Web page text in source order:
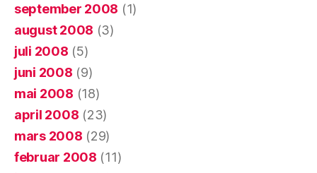
september 2008 (1)
august 2008 (3)
juli 2008 (5)
juni 2008 (9)
mai 2008 (18)
april 2008 (23)
mars 2008 (29)
februar 2008 (11)